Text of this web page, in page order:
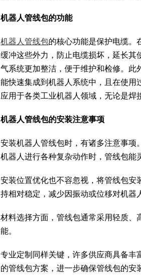
机器人管线包的功能
机器人管线包的核心功能是保护电缆。
缓冲这些外力，防止电缆损坏，延长
气系统更加整洁，便于维护和检修。此
能快速集成到机器人系统中，且在使用
应用于各类工业机器人领域，无论是焊
机器人管线包的安装注意事项
安装机器人管线包时，有诸多注意事项
机器人进行各种复杂动作时，管线包能
安装位置优化也不容忽视，将管线包安
持相对稳定，减少因振动或位移对机器
材料选择方面，管线包通常采用轻质、
能。
专业定制同样关键，许多供应商具备
的管线包方案，进一步确保管线包的安